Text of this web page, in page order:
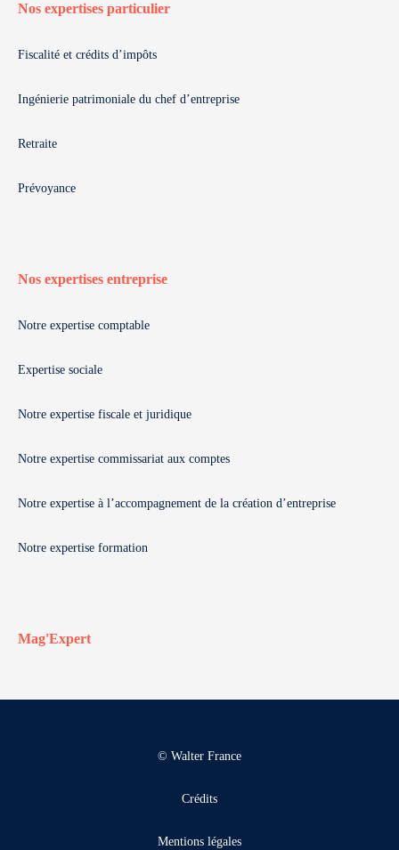
Nos expertises particulier
Fiscalité et crédits d’impôts
Ingénierie patrimoniale du chef d’entreprise
Retraite
Prévoyance
Nos expertises entreprise
Notre expertise comptable
Expertise sociale
Notre expertise fiscale et juridique
Notre expertise commissariat aux comptes
Notre expertise à l’accompagnement de la création d’entreprise
Notre expertise formation
Mag'Expert
© Walter France
Crédits
Mentions légales